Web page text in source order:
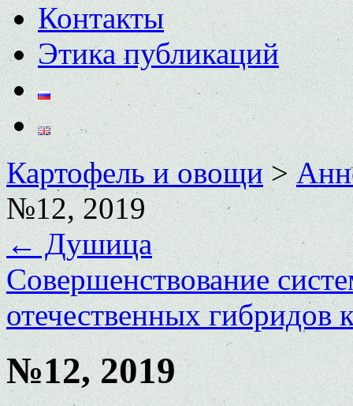
Контакты
Этика публикаций
Картофель и овощи>
№12, 2019
←Душица
Совершенствование
отечественных гибридов
№12, 2019